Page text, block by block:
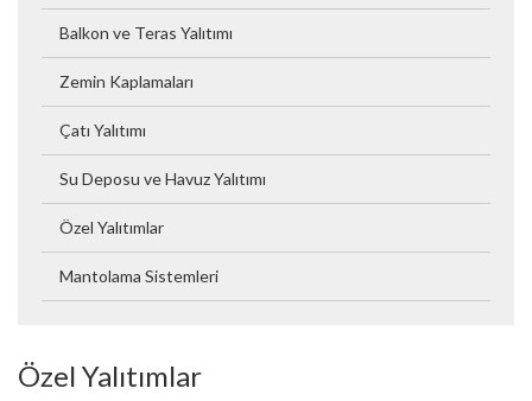
Balkon ve Teras Yalıtımı
Zemin Kaplamaları
Çatı Yalıtımı
Su Deposu ve Havuz Yalıtımı
Özel Yalıtımlar
Mantolama Sistemleri
Özel Yalıtımlar